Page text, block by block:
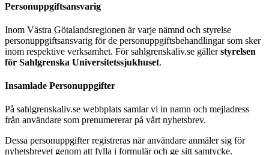
Personuppgiftsansvarig
Inom Västra Götalandsregionen är varje nämnd och styrelse
personuppgiftsansvarig för de personuppgiftsbehandlingar som sker
inom respektive verksamhet. För sahlgrenskaliv.se gällerstyrelsen
för Sahlgrenska Universitetssjukhuset.
Insamlade Personuppgifter
På sahlgrenskaliv.se webbplats samlar vi in namn och mejladress
från användare som prenumererar på vårt nyhetsbrev.
Dessa personuppgifter registreras när användare anmäler sig för
nyhetsbrevet genom att fylla i formulär och ge sitt samtycke.